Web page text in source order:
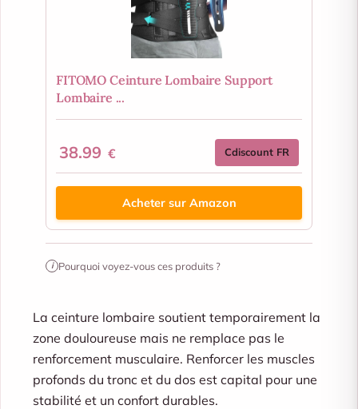
FITOMO Ceinture Lombaire Support
Lombaire ...
38.99 € Cdiscount FR
Acheter sur Amazon
i Pourquoi voyez-vous ces produits ?
La ceinture lombaire soutient temporairement la
zone douloureuse mais ne remplace pas le
renforcement musculaire. Renforcer les muscles
profonds du tronc et du dos est capital pour une
stabilité et un confort durables.